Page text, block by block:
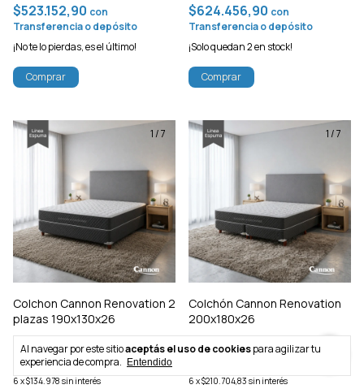
Al navegar por este sitioaceptás el uso de cookiespara agilizar tu
experiencia de compra.
Entendido
$523.152,90 con
Transferencia o depósito
¡No te lo pierdas, es el último!
Comprar
$624.456,90 con
Transferencia o depósito
¡Solo quedan2en stock!
Comprar
1/7
Colchon Cannon Renovation 2
plazas 190x130x26
$809.868
$1.349.780
40% OFF
6 x$134.978 sin interés
1/7
Colchón Cannon Renovation
200x180x26
$2.107.048
6 x$210.704,83 sin interés